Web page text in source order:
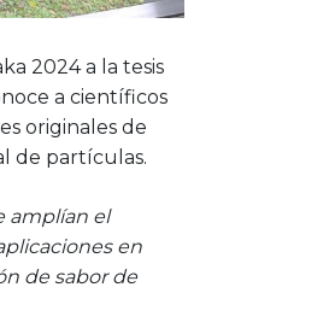
2024 a la tesis
a científicos
originales de
de partículas.
amplían el
en
de sabor de